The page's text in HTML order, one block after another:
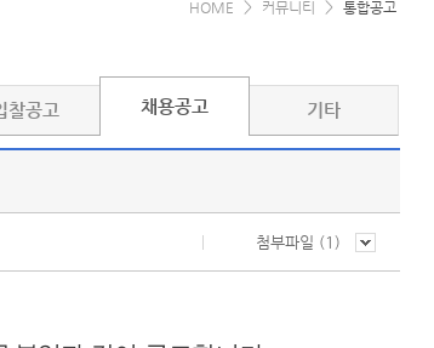
HOME > 커뮤니티 > 통합공고
찰공고 채용공고 기타
첨부파일 (1 )